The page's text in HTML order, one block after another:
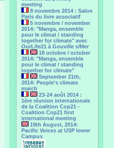
meeting
8 novembre 2014 : Salon
Paris du livre associatif
5 novembre / november
2014: "Manga, ensemble
pour le climat / standing
together for climate" avec
OurLife21 à Gouville s/Mer
18 octobre / october
2014: "Manga, ensemble
pour le ‎climat / standing
together for climate"
September 21th,
2014: People's climate
march
23-24 août 2014 :
1ère réunion internationale
de la Coalition Cop21 -
Coalition Cop21 first
international meeting
19th August, 2014:
Pacific Voices at USP lower
Campus